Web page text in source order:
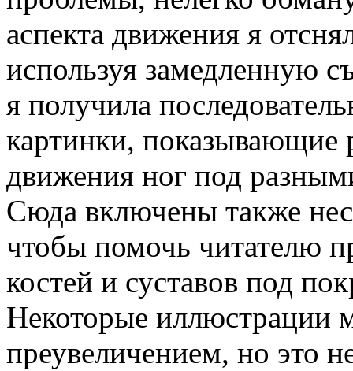
аспекта движения я
используя замедленную
я получила
картинки, показывающие
движения ног под
Сюда включены также
чтобы помочь читателю
костей и суставов под
Некоторые иллюстрации
преувеличением, но это